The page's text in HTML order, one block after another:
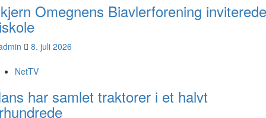
Omegnens Biavlerforening
8. juli 2026
NetTV
har samlet traktorer i et halvt